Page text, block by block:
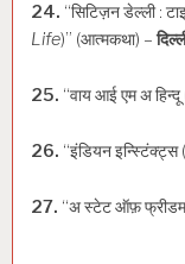
24. “सिटिज़न डेल्ली :
Life)” (आत्मकथा) –
25. “वाय आई एम अ
26. “इंडियन
27. “अ स्टेट ऑफ़